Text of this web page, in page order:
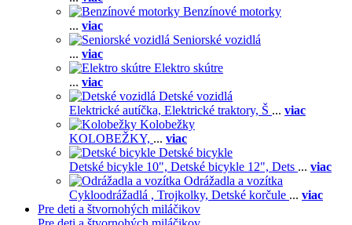
Benzínové motorky
... viac
Seniorské vozidlá
... viac
Elektro skútre
... viac
Detské vozidlá
Elektrické autíčka, Elektrické traktory, Š ... viac
Kolobežky
KOLOBEŽKY, ... viac
Detské bicykle
Detské bicykle 10", Detské bicykle 12", Dets ... viac
Odrážadla a vozítka
Cykloodrážadlá , Trojkolky, Detské korčule ... viac
Pre deti a štvornohých miláčikov